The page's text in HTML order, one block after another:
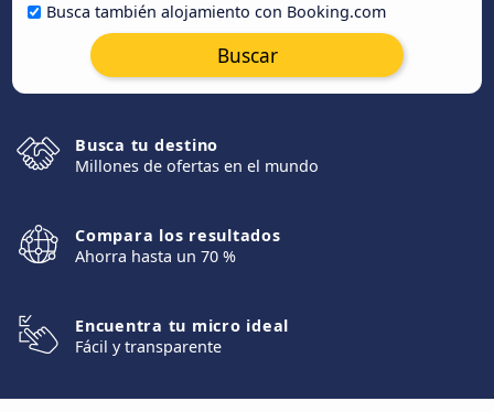
Busca también alojamiento con Booking.com
Buscar
Busca tu destino
Millones de ofertas en el mundo
Compara los resultados
Ahorra hasta un 70 %
Encuentra tu micro ideal
Fácil y transparente